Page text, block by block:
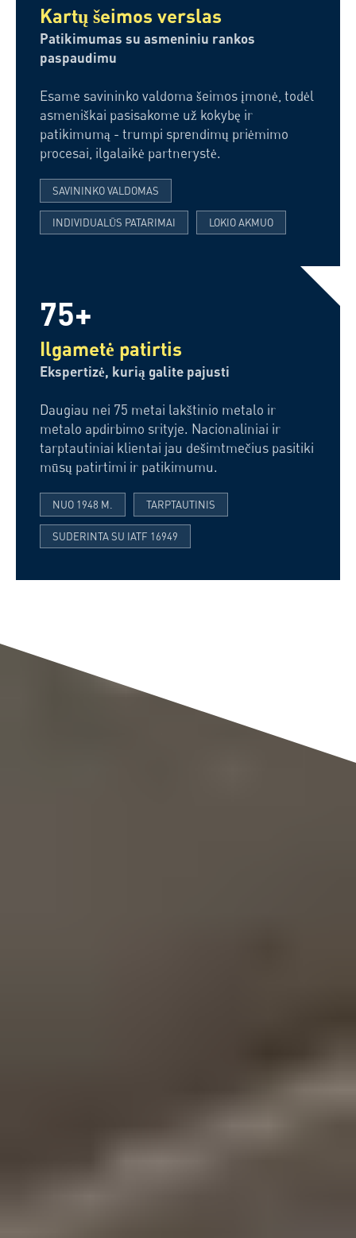
Kartų šeimos verslas
Patikimumas su asmeniniu rankos
paspaudimu
Esame savininko valdoma šeimos įmonė, todėl
asmeniškai pasisakome už kokybę ir
patikimumą - trumpi sprendimų priėmimo
procesai, ilgalaikė partnerystė.
SAVININKO VALDOMAS
INDIVIDUALŪS PATARIMAI LOKIO AKMUO
75+
Ilgametė patirtis
Ekspertizė, kurią galite pajusti
Daugiau nei 75 metai lakštinio metalo ir
metalo apdirbimo srityje. Nacionaliniai ir
tarptautiniai klientai jau dešimtmečius pasitiki
mūsų patirtimi ir patikimumu.
NUO 1948 M. TARPTAUTINIS
SUDERINTA SU IATF 16949